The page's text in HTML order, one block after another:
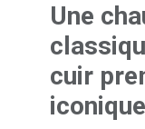
Une
cuir